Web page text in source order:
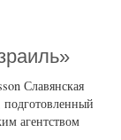
Славянская
агентством